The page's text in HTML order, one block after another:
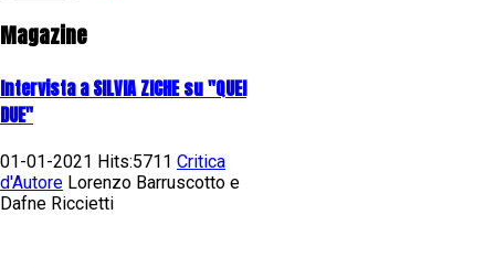
Magazine
Intervista a SILVIA ZICHE su "QUEI
DUE"
01-01-2021 Hits:5711 Critica
d'Autore Lorenzo Barruscotto e
Dafne Riccietti